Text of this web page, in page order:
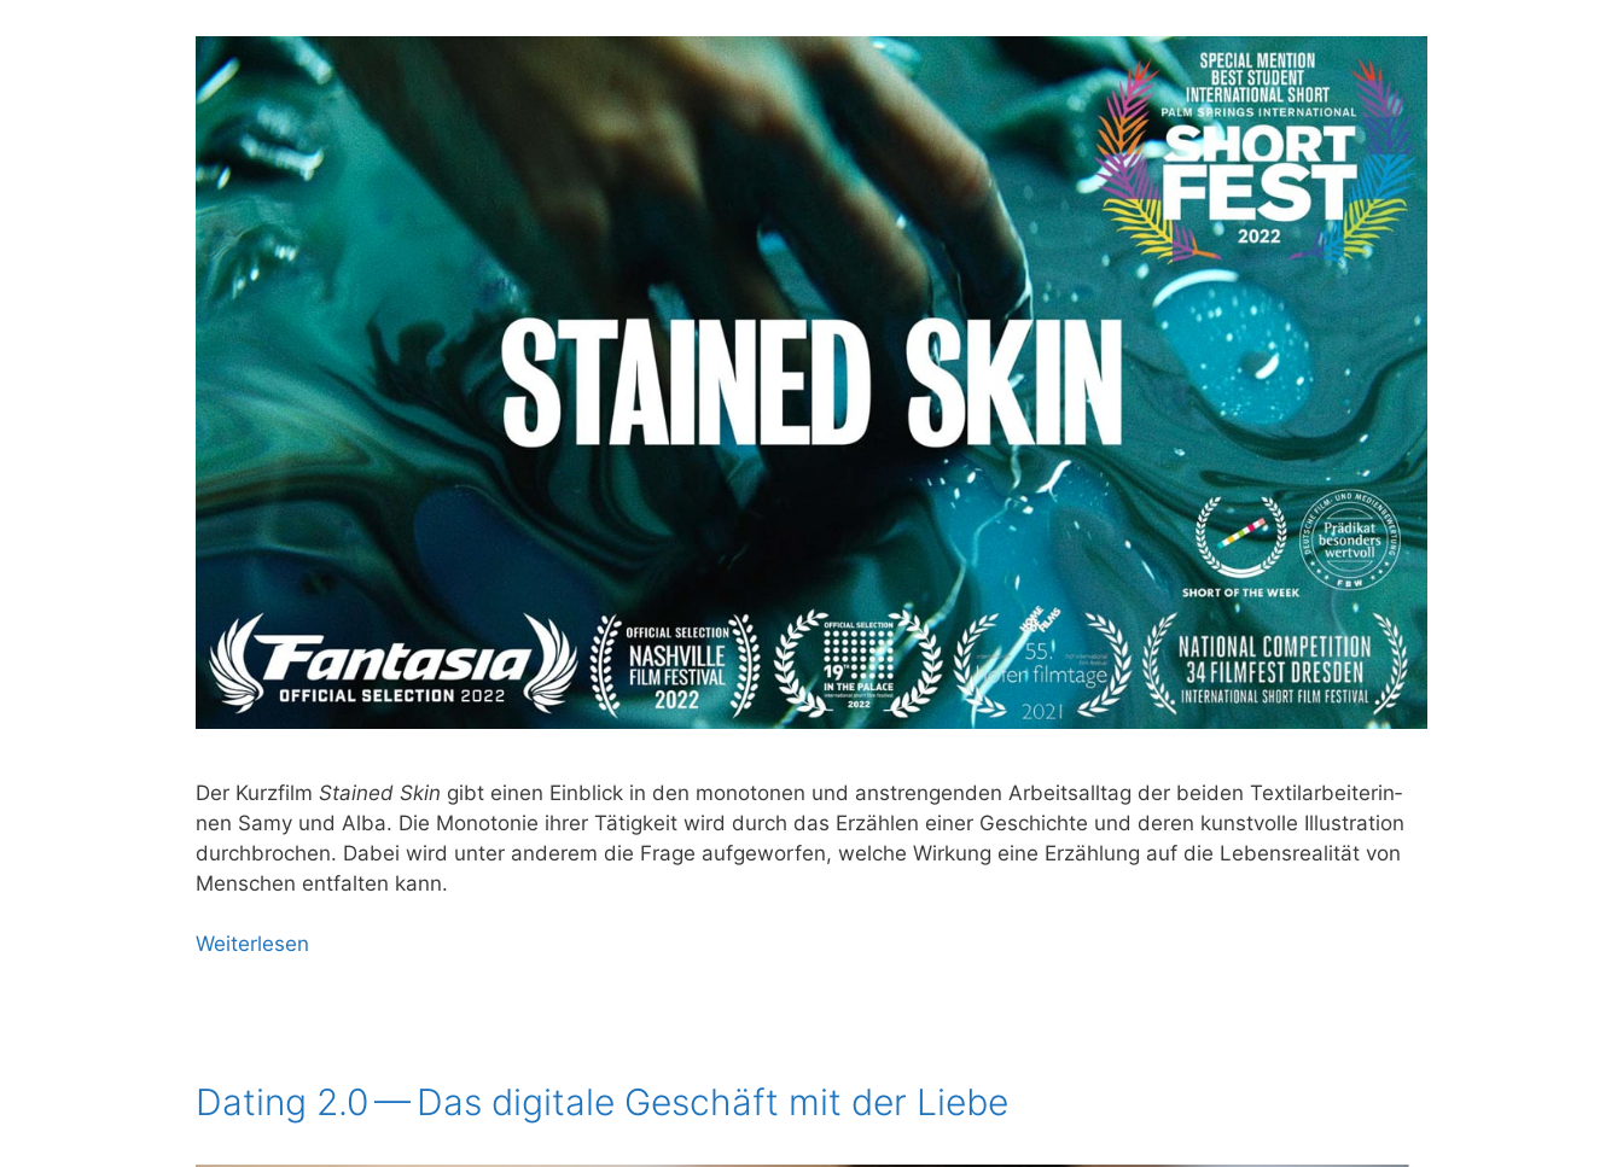
Der Kurz­film Stained Skin gibt einen Ein­blick in den mono­to­nen und anstren­gen­den Arbeits­all­tag der bei­den Tex­til­ar­bei­te­rin­
nen Samy und Alba. Die Mono­to­nie ihrer Tätig­keit wird durch das Erzäh­len einer Geschich­te und deren kunst­vol­le Illus­tra­ti­on
durch­bro­chen. Dabei wird unter ande­rem die Fra­ge auf­ge­wor­fen, wel­che Wir­kung eine Erzäh­lung auf die Lebens­rea­li­tät von
Men­schen ent­fal­ten kann.
Wei­ter­le­sen
Dating 2.0 — Das digitale Geschäft mit der Liebe